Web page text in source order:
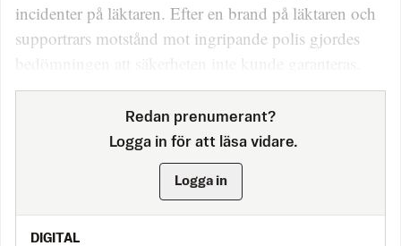
incidenter på läktaren. Efter en brand på läktaren och
supportrars motstånd mot ingripande polis gjordes
Redan prenumerant?
Logga in för att läsa vidare.
Logga in
DIGITAL